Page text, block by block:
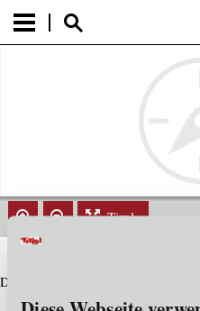
Tirol
Datensatz nicht gefunden